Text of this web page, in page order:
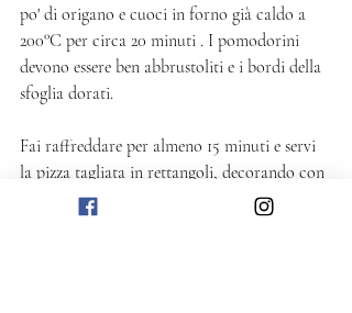
po' di origano e cuoci in forno già caldo a
200°C per circa 20 minuti . I pomodorini
devono essere ben abbrustoliti e i bordi della
sfoglia dorati.
Fai raffreddare per almeno 15 minuti e servi
la pizza tagliata in rettangoli, decorando con
le foglie di basilico.